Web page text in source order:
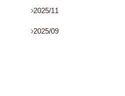
2025/11
2025/09